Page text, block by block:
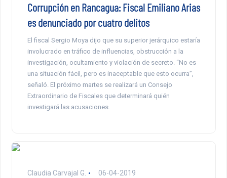
Corrupción en Rancagua: Fiscal Emiliano Arias
es denunciado por cuatro delitos
El fiscal Sergio Moya dijo que su superior jerárquico estaría
involucrado en tráfico de influencias, obstrucción a la
investigación, ocultamiento y violación de secreto. “No es
una situación fácil, pero es inaceptable que esto ocurra”,
señaló. El próximo martes se realizará un Consejo
Extraordinario de Fiscales que determinará quién
investigará las acusaciones.
Claudia Carvajal G. 06-04-2019